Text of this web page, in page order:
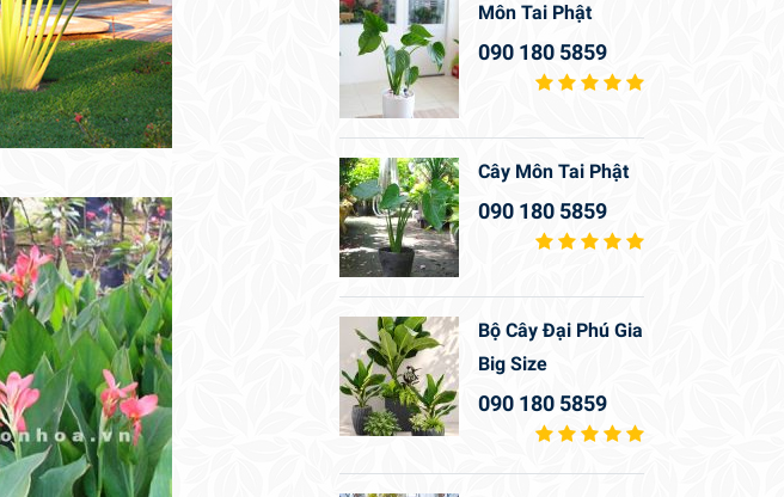
Môn Tai Phật
090 180 5859
Cây Môn Tai Phật
090 180 5859
Bộ Cây Đại Phú Gia
Big Size
090 180 5859